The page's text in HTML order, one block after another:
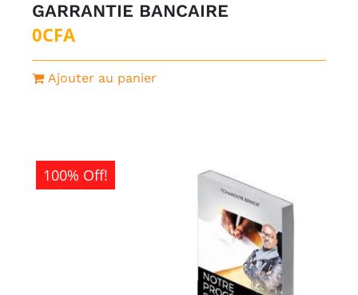
GARRANTIE BANCAIRE
0CFA
Ajouter au panier
100% Off!